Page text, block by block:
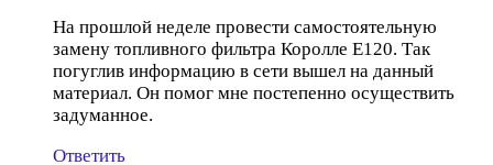
На прошлой неделе провести самостоятельную
замену топливного фильтра Королле Е120. Так
погуглив информацию в сети вышел на данный
материал. Он помог мне постепенно осуществить
задуманное.
Ответить